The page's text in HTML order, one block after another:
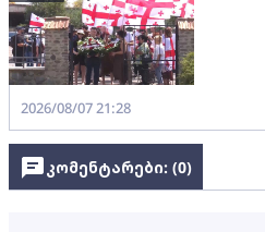
2026/08/07 21:28
კომენტარები: (0)